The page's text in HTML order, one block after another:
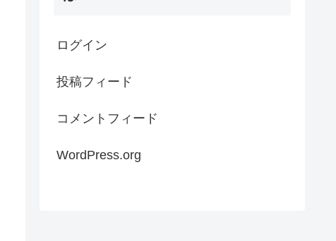
ログイン
投稿フィード
コメントフィード
WordPress.org